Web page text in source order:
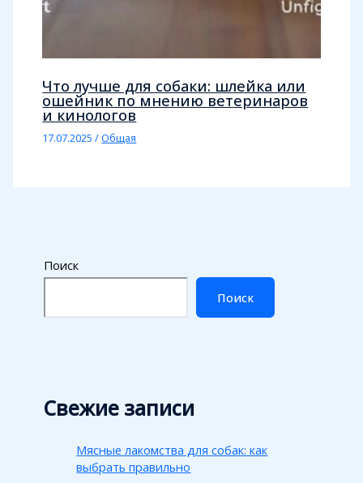
Что лучше для собаки: шлейка или
ошейник по мнению ветеринаров
и кинологов
17.07.2025/Общая
Поиск
Поиск
Свежие записи
Мясные лакомства для собак: как
выбрать правильно